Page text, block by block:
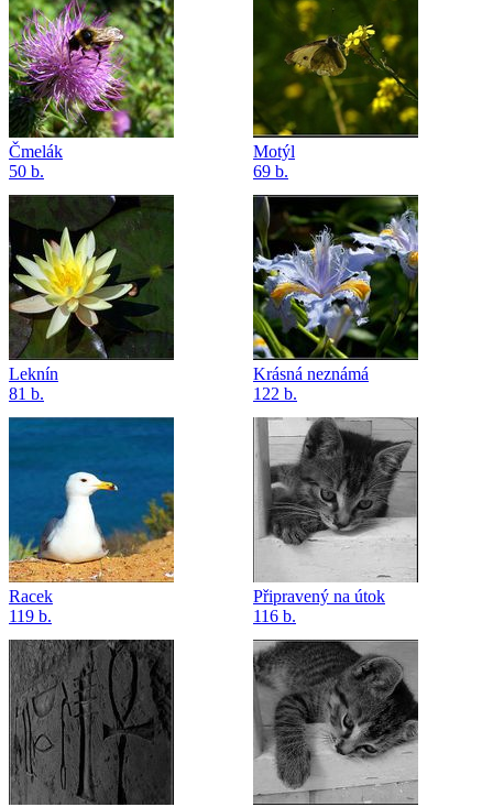
Čmelák
50 b.
Motýl
69 b.
Leknín
81 b.
Krásná neznámá
122 b.
Racek
119 b.
Připravený na útok
116 b.